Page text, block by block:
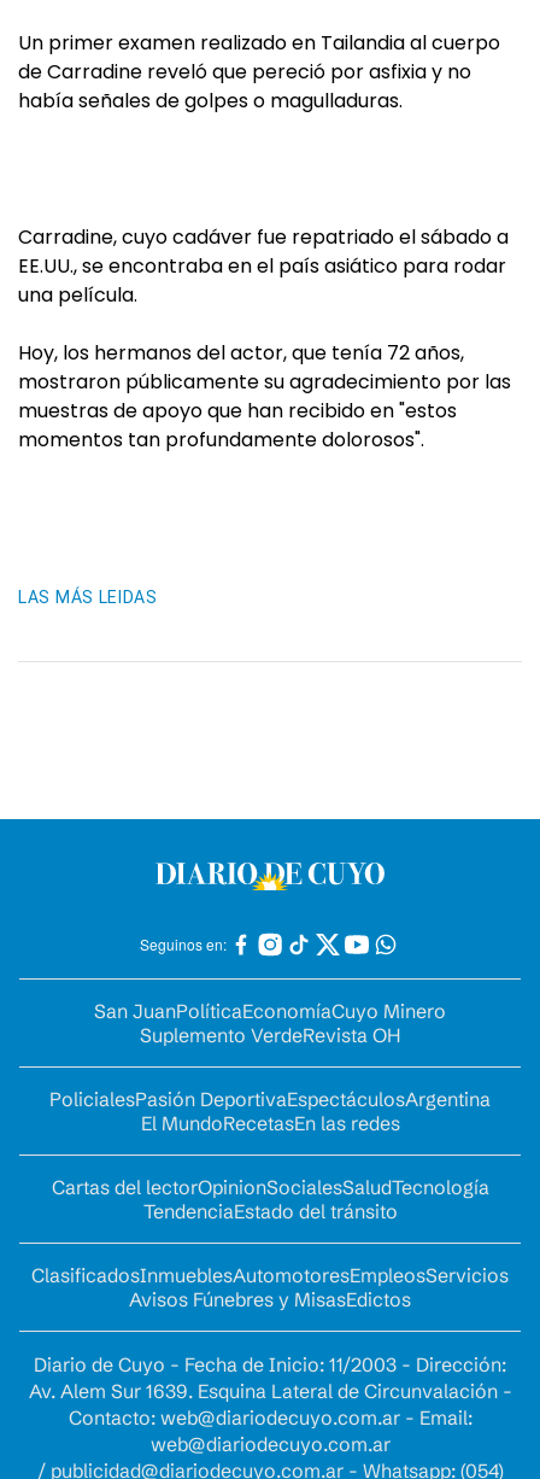
Un primer examen realizado en Tailandia al cuerpo
de Carradine reveló que pereció por asfixia y no
había señales de golpes o magulladuras.
Carradine, cuyo cadáver fue repatriado el sábado a
EE.UU., se encontraba en el país asiático para rodar
una película.
Hoy, los hermanos del actor, que tenía 72 años,
mostraron públicamente su agradecimiento por las
muestras de apoyo que han recibido en "estos
momentos tan profundamente dolorosos".
LAS MÁS LEIDAS
Seguinos en:
San JuanPolíticaEconomíaCuyo Minero
Suplemento VerdeRevista OH
PolicialesPasión DeportivaEspectáculosArgentina
El MundoRecetasEn las redes
Cartas del lectorOpinionSocialesSaludTecnología
TendenciaEstado del tránsito
ClasificadosInmueblesAutomotoresEmpleosServicios
Avisos Fúnebres y MisasEdictos
Diario de Cuyo - Fecha de Inicio: 11/2003 - Dirección:
Av. Alem Sur 1639. Esquina Lateral de Circunvalación -
Contacto: web@diariodecuyo.com.ar- Email:
web@diariodecuyo.com.ar
/ publicidad@diariodecuyo.com.ar- Whatsapp: (054)